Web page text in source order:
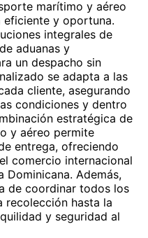
marítimo y aéreo
eficiente y oportuna.
integrales de
aduanas y
un despacho sin
se adapta a las
cliente, asegurando
condiciones y dentro
estratégica de
y aéreo permite
entrega, ofreciendo
comercio internacional
Dominicana. Además,
de coordinar todos los
recolección hasta la
y seguridad al